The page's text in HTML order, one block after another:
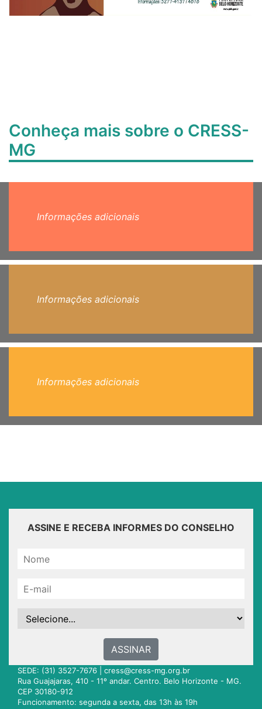
Conheça mais sobre o CRESS-
MG
Informações adicionais
Informações adicionais
Informações adicionais
ASSINE E RECEBA INFORMES DO CONSELHO
ASSINAR
SEDE: (31) 3527-7676 | cress@cress-mg.org.br
Rua Guajajaras, 410 - 11º andar. Centro. Belo Horizonte - MG.
CEP 30180-912
Funcionamento: segunda a sexta, das 13h às 19h